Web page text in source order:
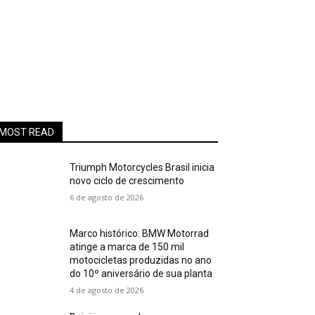
MOST READ
Triumph Motorcycles Brasil inicia
novo ciclo de crescimento
6 de agosto de 2026
Marco histórico: BMW Motorrad
atinge a marca de 150 mil
motocicletas produzidas no ano
do 10º aniversário de sua planta
4 de agosto de 2026